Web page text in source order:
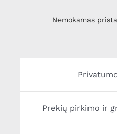
Nemokamas
Prekių pirkimo ir